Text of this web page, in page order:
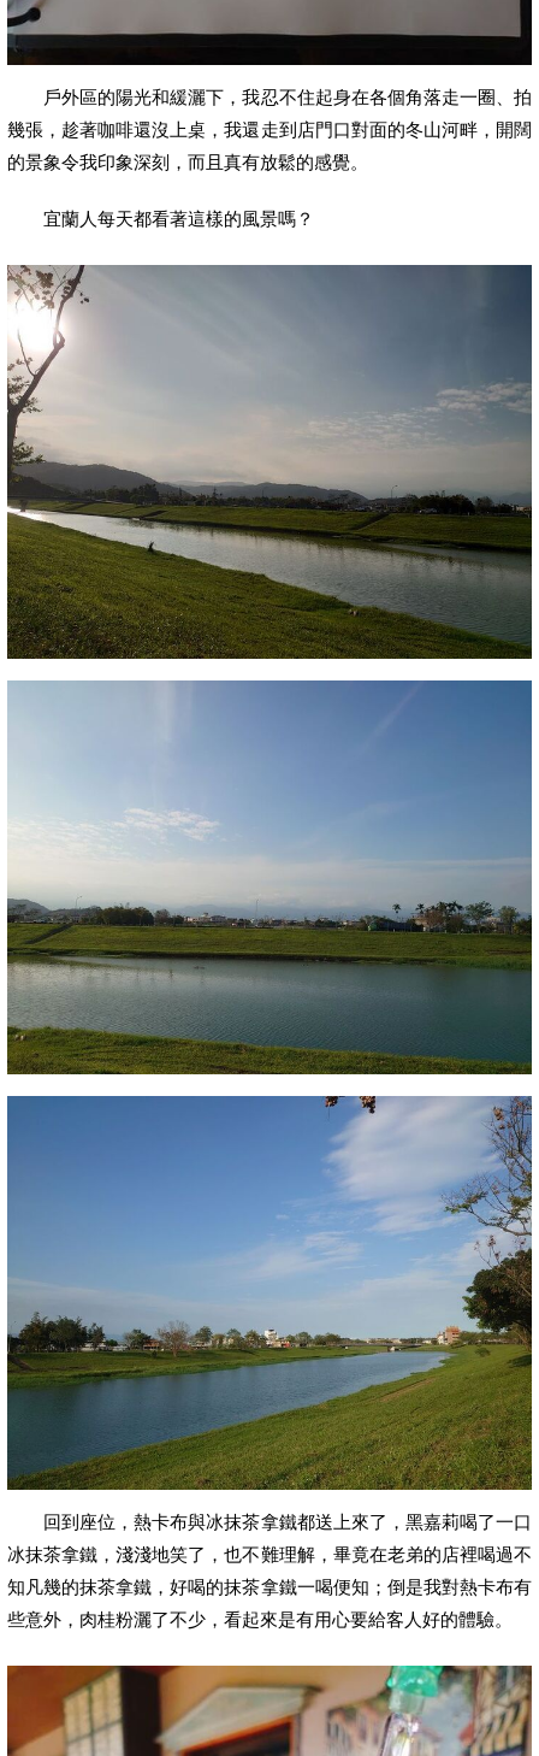
戶外區的陽光和緩灑下，我忍不住起身在各個角落走一圈、拍
幾張，趁著咖啡還沒上桌，我還走到店門口對面的冬山河畔，開闊
的景象令我印象深刻，而且真有放鬆的感覺。
宜蘭人每天都看著這樣的風景嗎？
回到座位，熱卡布與冰抹茶拿鐵都送上來了，黑嘉莉喝了一口
冰抹茶拿鐵，淺淺地笑了，也不難理解，畢竟在老弟的店裡喝過不
知凡幾的抹茶拿鐵，好喝的抹茶拿鐵一喝便知；倒是我對熱卡布有
些意外，肉桂粉灑了不少，看起來是有用心要給客人好的體驗。